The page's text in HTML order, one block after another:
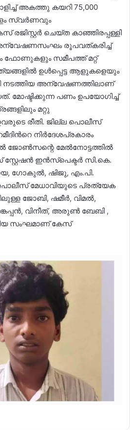
അകത്തു കയറി 75,000
സ്വർണവും
ചെയ്ത കാഞ്ഞിരപ്പള്ളി
രൂപവത്കരിച്ച്
ഫോണുകളും സമീപത്ത് മറ്റ്
ഉൾപ്പെട്ട ആളുകളെയും
നടത്തിയ അന്വേഷണത്തിലാണ്
മോഷ്ടിക്കുന്ന പണം ഉപയോഗിച്ച്
മറ്റു
രീതി. ജില്ല പൊലീസ്
നിർദേശപ്രകാരം
ജോൺസന്റെ മേൽനോട്ടത്തിൽ
സ്റ്റേഷൻ ഇൻസ്പെക്ടർ സി.കെ.
ഗോകുൽ, ഷിജു, എം.പി.
മേധാവിയുടെ പ്രത്യേക
ജോബി, ഷമീർ, വിമൽ,
വിനീത്, അരുൺ ബേബി ,
സംഘമാണ് കേസ്